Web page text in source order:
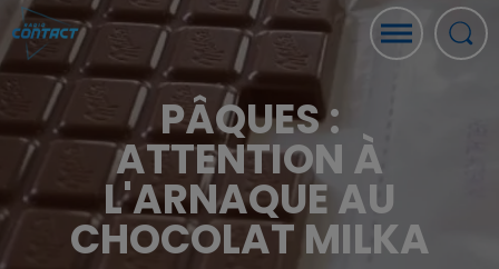
PÂQUES :
ATTENTION À
L'ARNAQUE AU
CHOCOLAT MILKA